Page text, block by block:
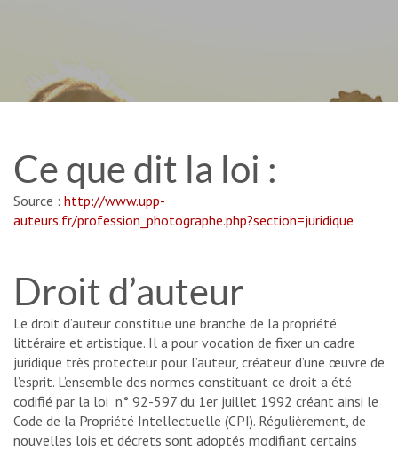
Ce que dit la loi :
Source : http://www.upp-
auteurs.fr/profession_photographe.php?section=juridique
Droit d’auteur
Le droit d’auteur constitue une branche de la propriété
littéraire et artistique. Il a pour vocation de fixer un cadre
juridique très protecteur pour l’auteur, créateur d’une œuvre de
l’esprit. L’ensemble des normes constituant ce droit a été
codifié par la loi n° 92-597 du 1er juillet 1992 créant ainsi le
Code de la Propriété Intellectuelle (CPI). Régulièrement, de
nouvelles lois et décrets sont adoptés modifiant certains